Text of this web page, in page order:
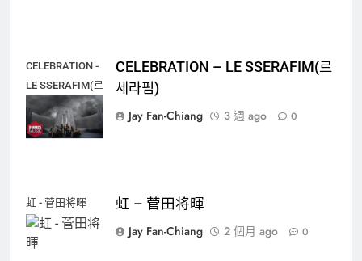
CELEBRATION -
LE SSERAFIM(르
세라핌)
CELEBRATION – LE SSERAFIM(르
세라핌)
Jay Fan-Chiang
3 週 ago 0
虹 - 菅田将暉
虹 – 菅田将暉
Jay Fan-Chiang
2 個月 ago 0